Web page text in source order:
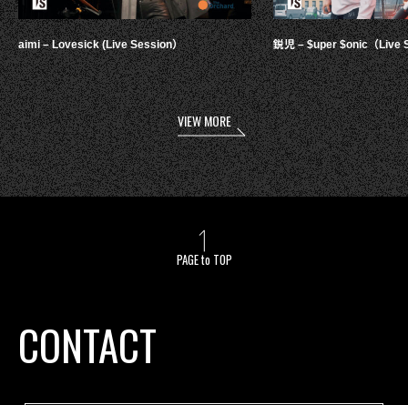
aimi – Lovesick (Live Session） 鋭児 – $uper $onic（Live
VIEW MORE
PAGE to TOP
CONTACT